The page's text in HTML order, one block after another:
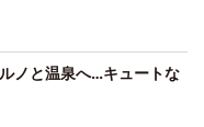
ノと温泉へ…キュートな